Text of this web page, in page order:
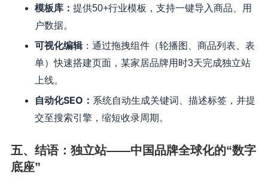
模板库： 提供50+行业模板，支持一键导入商品、用
户数据。
可视化编辑：通过拖拽组件（轮播图、商品列表、表
单）快速搭建页面，某家居品牌用时3天完成独立站
上线。
自动化SEO ： 系统自动生成关键词、描述标签，并提
交至搜索引擎，缩短收录周期。
五、结语：独立站——中国品牌全球化的“数字
底座”